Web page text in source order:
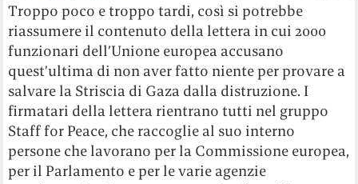
Troppo poco e troppo tardi, così si potrebbe
riassumere il contenuto della lettera in cui 2000
funzionari dell’Unione europea accusano
quest’ultima di non aver fatto niente per provare a
salvare la Striscia di Gaza dalla distruzione. I
firmatari della lettera rientrano tutti nel gruppo
Staff for Peace, che raccoglie al suo interno
persone che lavorano per la Commissione europea,
per il Parlamento e per le varie agenzie